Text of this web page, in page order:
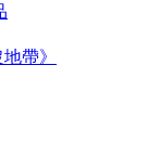
帶》